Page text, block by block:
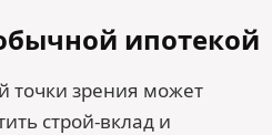
ипотекой
точки зрения может
строй-вклад и